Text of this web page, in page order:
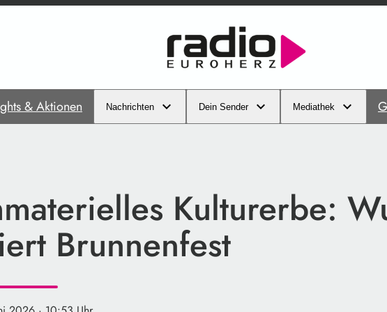
& Aktionen Nachrichten Dein Sender Mediathek
Kulturerbe:
Brunnenfest